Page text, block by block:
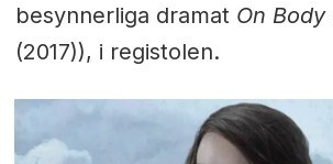
besynnerliga dramat On
(2017)), i registolen.